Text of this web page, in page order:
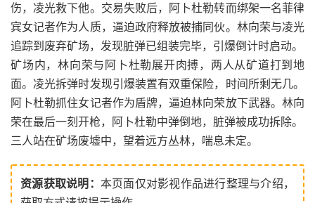
伤，凌光救下他。交易失败后，阿卜杜勒转而绑架一名菲律
宾女记者作为人质，逼迫政府释放被捕同伙。林向荣与凌光
追踪到废弃矿场，发现脏弹已组装完毕，引爆倒计时启动。
矿场内，林向荣与阿卜杜勒展开肉搏，两人从矿道打到地
面。凌光拆弹时发现引爆装置有双重保险，时间所剩无几。
阿卜杜勒抓住女记者作为盾牌，逼迫林向荣放下武器。林向
荣在最后一刻开枪，阿卜杜勒中弹倒地，脏弹被成功拆除。
三人站在矿场废墟中，望着远方丛林，喘息未定。
资源获取说明： 本页面仅对影视作品进行整理与介绍，